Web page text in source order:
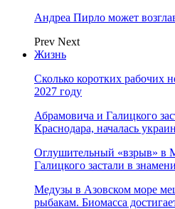
Андреа Пирло может
Prev Next
Жизнь
Сколько коротких рабочих
2027 году
Абрамовича и Галицкого
Краснодара, началась
Оглушительный «взрыв» в
Галицкого застали в
Медузы в Азовском море
рыбакам. Биомасса